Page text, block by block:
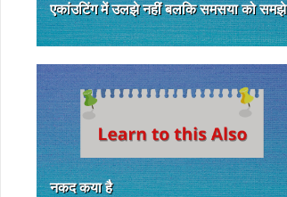
एकांउटिंग में उलझे नहीं बलकि समसया को समझे
नकद कया है